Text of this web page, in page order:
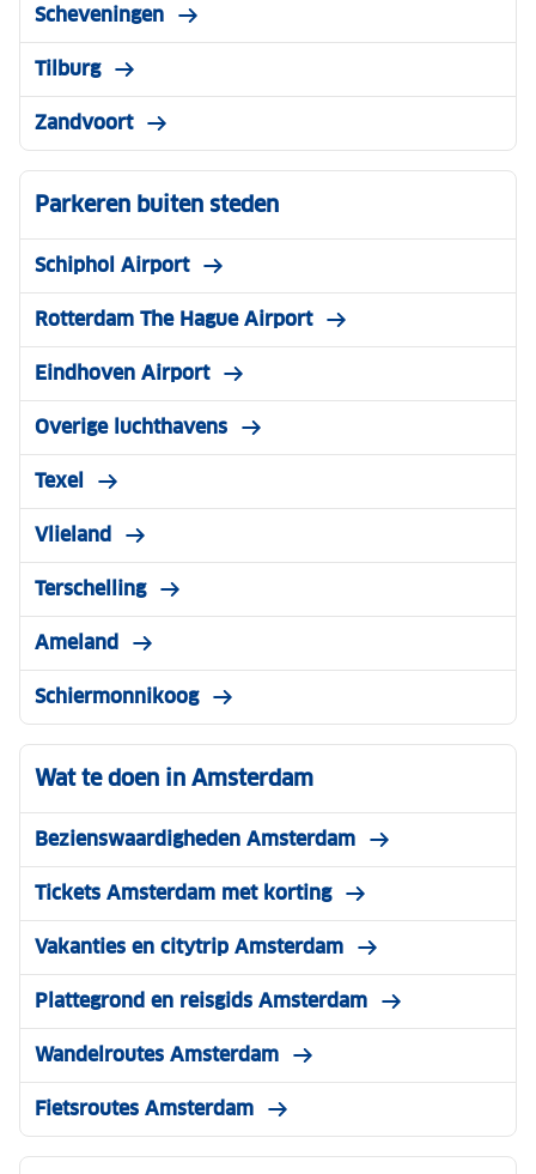
Scheveningen
Tilburg
Zandvoort
Parkeren buiten steden
Schiphol Airport
Rotterdam The Hague Airport
Eindhoven Airport
Overige luchthavens
Texel
Vlieland
Terschelling
Ameland
Schiermonnikoog
Wat te doen in Amsterdam
Bezienswaardigheden Amsterdam
Tickets Amsterdam met korting
Vakanties en citytrip Amsterdam
Plattegrond en reisgids Amsterdam
Wandelroutes Amsterdam
Fietsroutes Amsterdam